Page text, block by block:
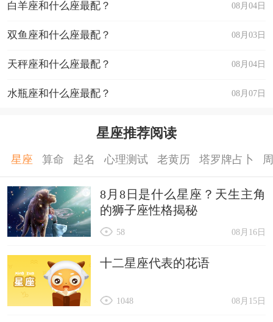
08月04日
白羊座和什么座最配？
08月03日
双鱼座和什么座最配？
08月04日
天秤座和什么座最配？
08月07日
水瓶座和什么座最配？
星座推荐阅读
星座 算命 起名 心理测试 老黄历 塔罗牌占卜
8月8日是什么星座？天生主角
的狮子座性格揭秘
08月16日
58
十二星座代表的花语
08月15日
1048